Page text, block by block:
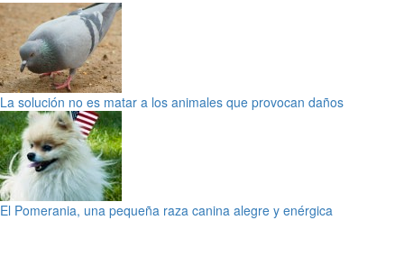
La solución no es matar a los animales que provocan daños
El Pomerania, una pequeña raza canina alegre y enérgica